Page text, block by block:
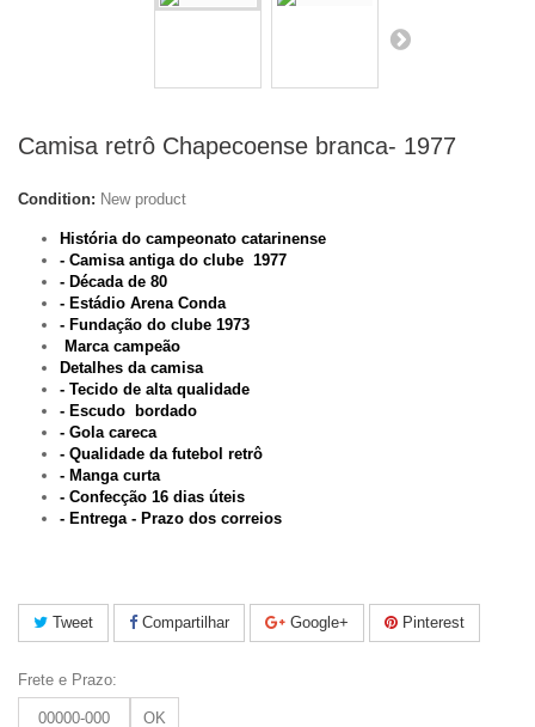
Camisa retrô Chapecoense branca- 1977
Condition: New product
História do campeonato catarinense
- Camisa antiga do clube 1977
- Década de 80
- Estádio Arena Conda
- Fundação do clube 1973
Marca campeão
Detalhes da camisa
- Tecido de alta qualidade
- Escudo bordado
- Gola careca
- Qualidade da futebol retrô
- Manga curta
- Confecção 16 dias úteis
- Entrega - Prazo dos correios
Tweet Compartilhar Google+ Pinterest
Frete e Prazo:
OK